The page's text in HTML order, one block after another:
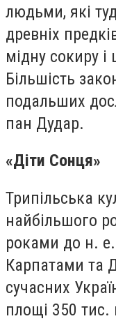
людьми, які
древніх
мідну сокиру і
Більшість
подальших
пан Дудар.
«Діти Сонця»
Трипільська
найбільшого
роками до н.
Карпатами та
сучасних
площі 350